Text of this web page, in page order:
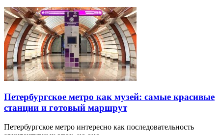
Петербургское метро как музей: самые красивые
станции и готовый маршрут
Петербургское метро интересно как последовательность